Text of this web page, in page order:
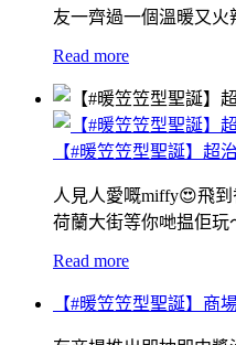
友一齊過一個溫暖又火
Read more
【#暖笠笠型聖誕】超
人見人愛嘅miffy😍飛
荷蘭大街等你哋揾佢玩
Read more
【#暖笠笠型聖誕】商